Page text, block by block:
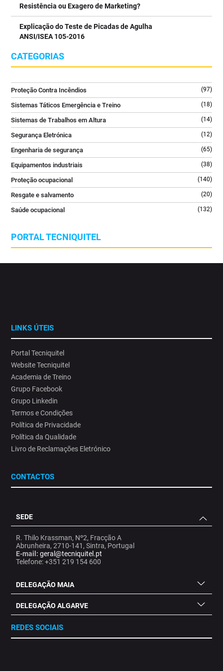
e espaços com equipamentos críticos.
⠀⠀⠀⠀⠀⠀⠀⠀⠀⠀
👉 Saiba mais no link da bio @tecniquitel
#ProteçãoContraIncendios #GLORIA
2 0
Resistência ou Exagero de Marketing?
Explicação do Teste de Picadas de Agulha
ANSI/ISEA 105-2016
CATEGORIAS
Proteção Contra Incêndios (97)
Sistemas Táticos Emergência e Treino (18)
Sistemas de Trabalhos em Altura (14)
Segurança Eletrónica (12)
Engenharia de segurança (65)
Equipamentos industriais (38)
Proteção ocupacional (140)
Resgate e salvamento (20)
Saúde ocupacional (132)
PORTAL TECNIQUITEL
LINKS ÚTEIS
Portal Tecniquitel
Website Tecniquitel
Academia de Treino
Grupo Facebook
Grupo Linkedin
Termos e Condições
Política de Privacidade
Política da Qualidade
Livro de Reclamações Eletrónico
CONTACTOS
SEDE
R. Thilo Krassman, Nº2, Fracção A
Abrunheira, 2710-141, Sintra, Portugal
E-mail: geral@tecniquitel.pt
Telefone: +351 219 154 600
DELEGAÇÃO MAIA
DELEGAÇÃO ALGARVE
REDES SOCIAIS